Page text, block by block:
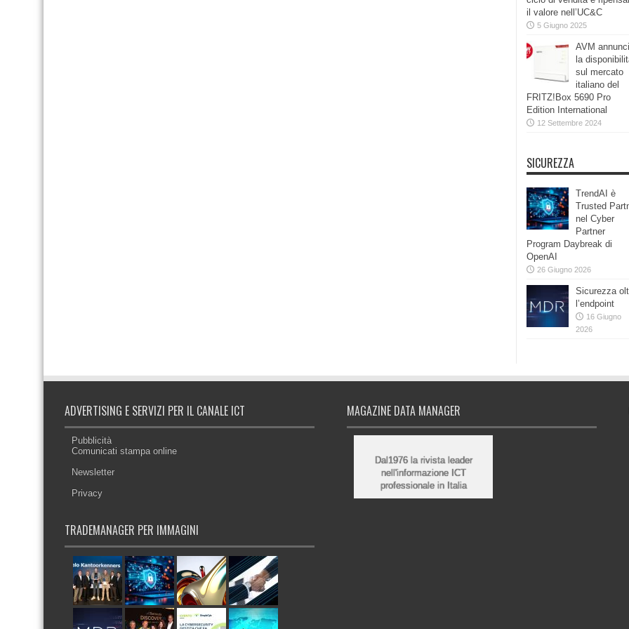
il valore nell’UC&C
5 Giugno 2025
AVM
la
sul mercato
italiano del
FRITZ!Box 5690 Pro
Edition International
12 Settembre 2024
SICUREZZA
TrendAI è
Trusted
nel Cyber
Partner
Program Daybreak di
OpenAI
26 Giugno 2026
Sicurezza
l’endpoint
16 Giugno
2026
ADVERTISING E SERVIZI PER IL CANALE ICT
Pubblicità
Comunicati stampa online
Newsletter
Privacy
TRADEMANAGER PER IMMAGINI
MAGAZINE DATA MANAGER
Dal1976 la rivista leader
nell'informazione ICT
professionale in Italia